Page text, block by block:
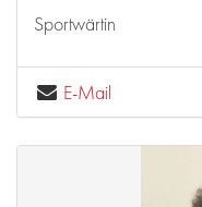
Sportwärtin
E-Mail